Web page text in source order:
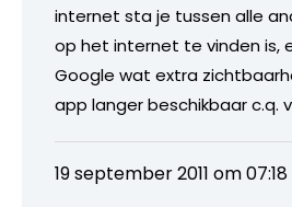
internet sta je tussen alle
op het internet te vinden is,
Google wat extra
app langer beschikbaar c.q.
19 september 2011 om 07:18